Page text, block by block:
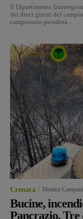
Il Dipartimento
dei dieci gironi del
campionato prenderà...
Cronaca Monica Campani
Bucine,
Pancrazio.